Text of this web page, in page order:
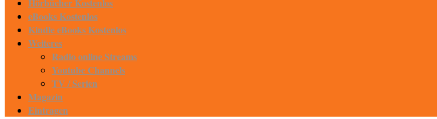
eBooks Kostenlos
Kindle eBooks Kostenlos
Weiteres
Radio online Streams
Youtube Channels
TV / Serien
Magazin
Eintragen